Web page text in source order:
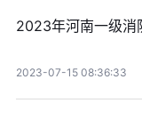
2023年河南一级消
2023-07-15 08:36:33